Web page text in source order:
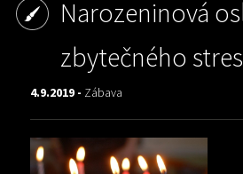
Narozeninová
zbytečného
4.9.2019 - Zábava